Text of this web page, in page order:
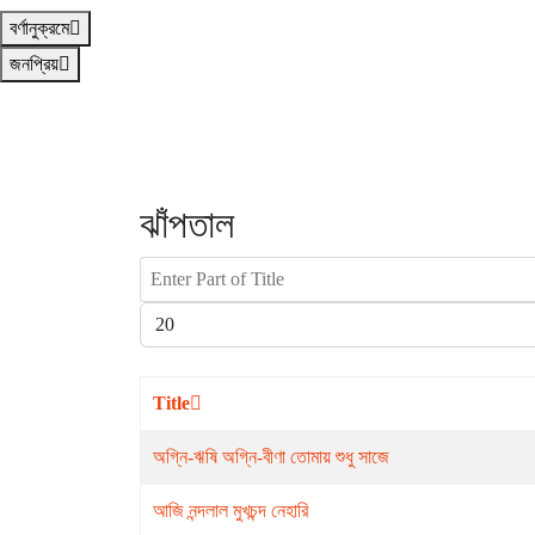
বর্ণানুক্রমে
জনপ্রিয়
ঝাঁপতাল
Enter Part of Title
Display #
Title
অগ্নি-ঋষি অগ্নি-বীণা তোমায় শুধু সাজে
আজি নন্দলাল মুখচন্দ নেহারি